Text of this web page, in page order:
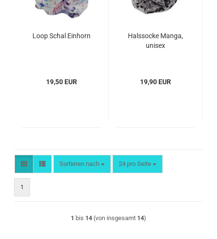
Loop Schal Einhorn
19,50 EUR
Halssocke Manga,
unisex
19,90 EUR
Sortieren nach
Sortieren nach 24 pro Seite
pro Seite
1
1 bis 14 (von insgesamt 14)